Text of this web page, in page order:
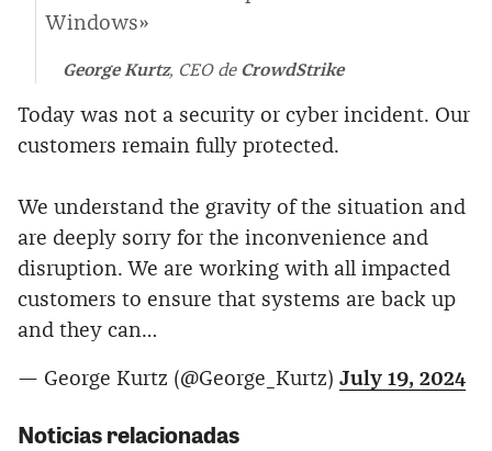
Windows»
George Kurtz, CEO de CrowdStrike
Today was not a security or cyber incident. Our
customers remain fully protected.
We understand the gravity of the situation and
are deeply sorry for the inconvenience and
disruption. We are working with all impacted
customers to ensure that systems are back up
and they can…
— George Kurtz (@George_Kurtz) July 19, 2024
Noticias relacionadas